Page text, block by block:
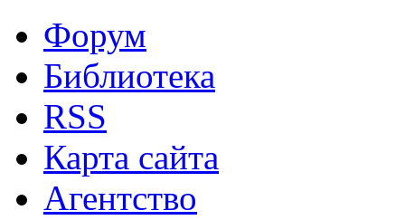
Форум
Библиотека
RSS
Карта сайта
Агентство